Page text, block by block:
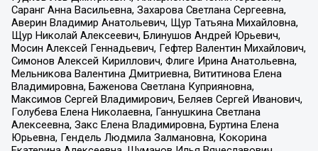
Саранг Анна Васильевна, Захарова Светлана Сергеевна,
Аверин Владимир Анатольевич, Щур Татьяна Михайловна,
Щур Николай Алексеевич, Блинушов Андрей Юрьевич,
Мосин Алексей Геннадьевич, Гефтер Валентин Михайлович,
Симонов Алексей Кириллович, Флиге Ирина Анатольевна,
Мельникова Валентина Дмитриевна, Вититинова Елена
Владимировна, Баженова Светлана Куприяновна,
Максимов Сергей Владимирович, Беляев Сергей Иванович,
Голубева Елена Николаевна, Ганнушкина Светлана
Алексеевна, Закс Елена Владимировна, Буртина Елена
Юрьевна, Гендель Людмила Залмановна, Кокорина